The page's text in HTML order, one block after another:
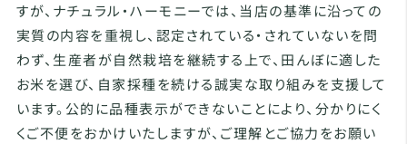
すが、ナチュラル・ハーモニーでは、当店の基準に沿っての
実質の内容を重視し、認定されている・されていないを問
わず、生産者が自然栽培を継続する上で、田んぼに適した
お米を選び、自家採種を続ける誠実な取り組みを支援して
います。公的に品種表示ができないことにより、分かりにく
くご不便をおかけいたしますが、ご理解とご協力をお願い